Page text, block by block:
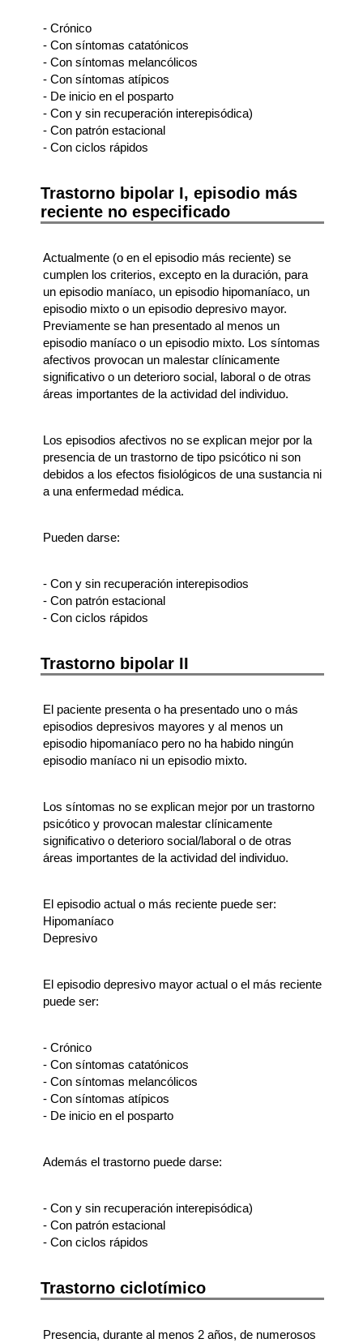
- Crónico
- Con síntomas catatónicos
- Con síntomas melancólicos
- Con síntomas atípicos
- De inicio en el posparto
- Con y sin recuperación interepisódica)
- Con patrón estacional
- Con ciclos rápidos
Trastorno bipolar I, episodio más
reciente no especificado
Actualmente (o en el episodio más reciente) se
cumplen los criterios, excepto en la duración, para
un episodio maníaco, un episodio hipomaníaco, un
episodio mixto o un episodio depresivo mayor.
Previamente se han presentado al menos un
episodio maníaco o un episodio mixto. Los síntomas
afectivos provocan un malestar clínicamente
significativo o un deterioro social, laboral o de otras
áreas importantes de la actividad del individuo.
Los episodios afectivos no se explican mejor por la
presencia de un trastorno de tipo psicótico ni son
debidos a los efectos fisiológicos de una sustancia ni
a una enfermedad médica.
Pueden darse:
- Con y sin recuperación interepisodios
- Con patrón estacional
- Con ciclos rápidos
Trastorno bipolar II
El paciente presenta o ha presentado uno o más
episodios depresivos mayores y al menos un
episodio hipomaníaco pero no ha habido ningún
episodio maníaco ni un episodio mixto.
Los síntomas no se explican mejor por un trastorno
psicótico y provocan malestar clínicamente
significativo o deterioro social/laboral o de otras
áreas importantes de la actividad del individuo.
El episodio actual o más reciente puede ser:
Hipomaníaco
Depresivo
El episodio depresivo mayor actual o el más reciente
puede ser:
- Crónico
- Con síntomas catatónicos
- Con síntomas melancólicos
- Con síntomas atípicos
- De inicio en el posparto
Además el trastorno puede darse:
- Con y sin recuperación interepisódica)
- Con patrón estacional
- Con ciclos rápidos
Trastorno ciclotímico
Presencia, durante al menos 2 años, de numerosos